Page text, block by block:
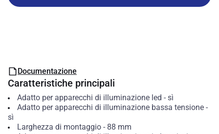
Documentazione
Caratteristiche principali
Adatto per apparecchi di illuminazione led - sì
Adatto per apparecchi di illuminazione bassa tensione-
sì
Larghezza di montaggio- 88 mm